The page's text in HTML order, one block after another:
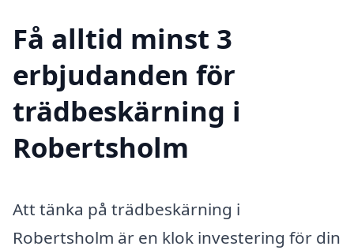
Få alltid minst 3
erbjudanden för
trädbeskärning i
Robertsholm
Att tänka på trädbeskärning i
Robertsholm är en klok investering för din